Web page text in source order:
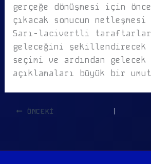
gerçeğe dönüşmesi için
çıkacak sonucun
Sarı-lacivertli
geleceğini
seçimi ve ardından gelecek
açıklamaları büyük bir
ÖNCEKI